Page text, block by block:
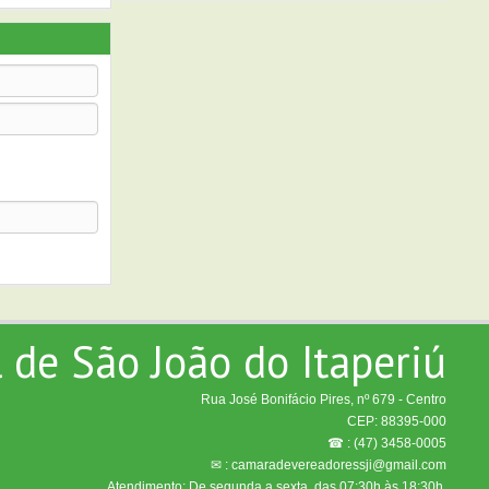
São João do Itaperiú
Rua José Bonifácio Pires, nº 679 - Centro
CEP: 88395-000
☎ : (47) 3458-0005
✉ : camaradevereadoressji@gmail.com